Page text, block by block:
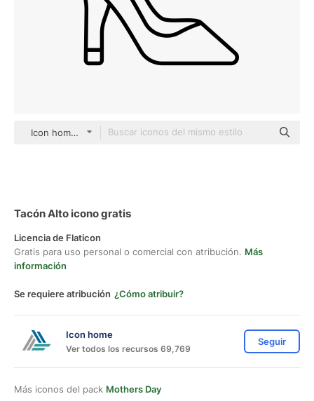
Icon home black outline
Tacón Alto icono gratis
Licencia de Flaticon
Gratis para uso personal o comercial con atribución. Más
información
Se requiere atribución ¿Cómo atribuir?
Icon home
Ver todos los recursos 69,769
Seguir
Más iconos del pack Mothers Day